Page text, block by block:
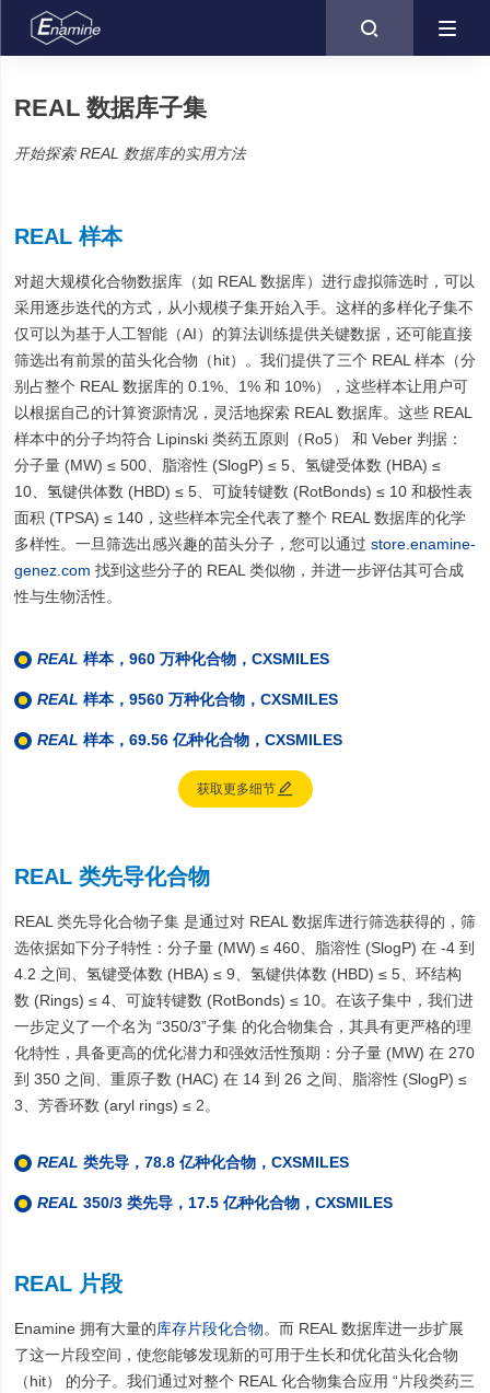

REAL 数据库子集
开始探索 REAL 数据库的实用方法
REAL 样本
对超大规模化合物数据库（如 REAL 数据库）进行虚拟筛选时，可以
采用逐步迭代的方式，从小规模子集开始入手。这样的多样化子集不
仅可以为基于人工智能（AI）的算法训练提供关键数据，还可能直接
筛选出有前景的苗头化合物（hit）。我们提供了三个 REAL 样本（分
别占整个 REAL 数据库的 0.1%、1% 和 10%），这些样本让用户可
以根据自己的计算资源情况，灵活地探索 REAL 数据库。这些 REAL
样本中的分子均符合 Lipinski 类药五原则（Ro5） 和 Veber 判据：
分子量 (MW) ≤ 500、脂溶性 (SlogP) ≤ 5、氢键受体数 (HBA) ≤
10、氢键供体数 (HBD) ≤ 5、可旋转键数 (RotBonds) ≤ 10 和极性表
面积 (TPSA) ≤ 140，这些样本完全代表了整个 REAL 数据库的化学
多样性。一旦筛选出感兴趣的苗头分子，您可以通过 store.enamine-
genez.com 找到这些分子的 REAL 类似物，并进一步评估其可合成
性与生物活性。
REAL 样本，960 万种化合物，CXSMILES
REAL 样本，9560 万种化合物，CXSMILES
REAL 样本，69.56 亿种化合物，CXSMILES
获取更多细节
REAL 类先导化合物
REAL 类先导化合物子集 是通过对 REAL 数据库进行筛选获得的，筛
选依据如下分子特性：分子量 (MW) ≤ 460、脂溶性 (SlogP) 在 -4 到
4.2 之间、氢键受体数 (HBA) ≤ 9、氢键供体数 (HBD) ≤ 5、环结构
数 (Rings) ≤ 4、可旋转键数 (RotBonds) ≤ 10。在该子集中，我们进
一步定义了一个名为 “350/3”子集 的化合物集合，其具有更严格的理
化特性，具备更高的优化潜力和强效活性预期：分子量 (MW) 在 270
到 350 之间、重原子数 (HAC) 在 14 到 26 之间、脂溶性 (SlogP) ≤
3、芳香环数 (aryl rings) ≤ 2。
REAL 类先导，78.8 亿种化合物，CXSMILES
REAL 350/3 类先导，17.5 亿种化合物，CXSMILES
REAL 片段
Enamine 拥有大量的库存片段化合物。而 REAL 数据库进一步扩展
了这一片段空间，使您能够发现新的可用于生长和优化苗头化合物
（hit） 的分子。我们通过对整个 REAL 化合物集合应用 “片段类药三